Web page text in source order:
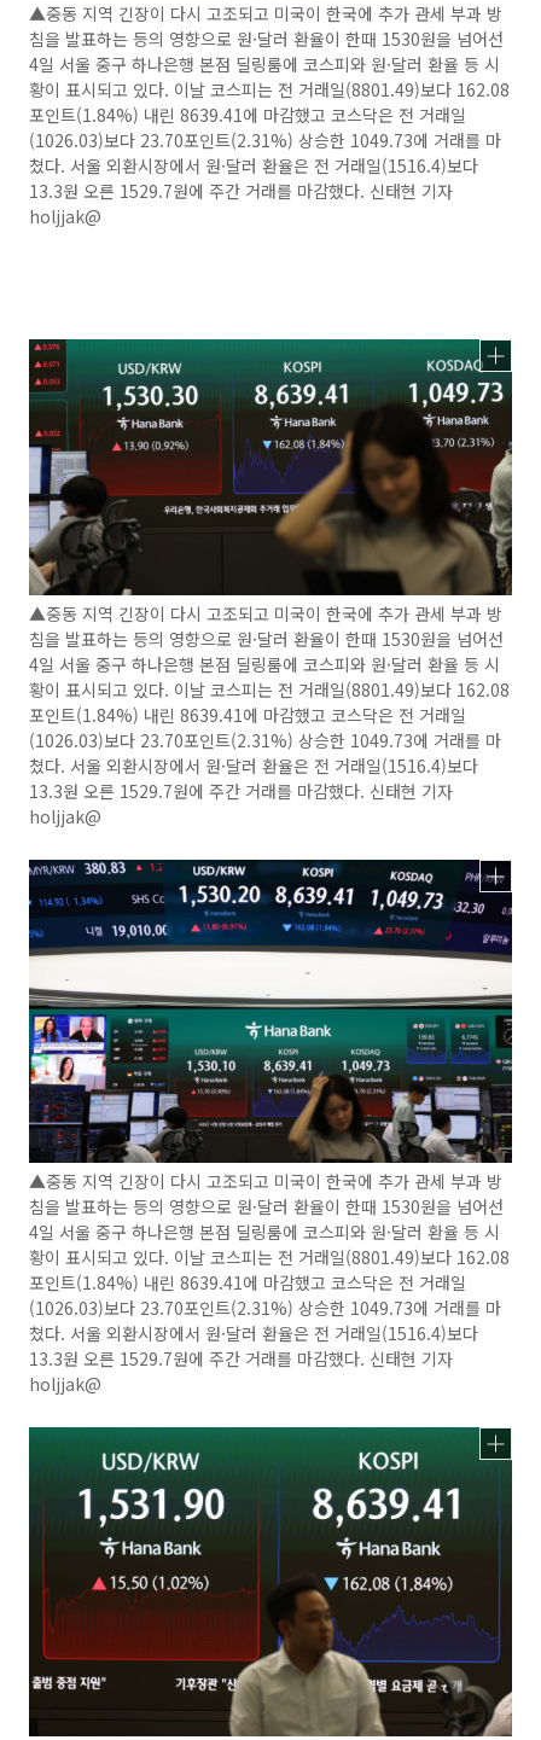
▲중동 지역 긴장이 다시 고조되고 미국이 한국에 추가 관세 부과 방
침을 발표하는 등의 영향으로 원·달러 환율이 한때 1530원을 넘어선
4일 서울 중구 하나은행 본점 딜링룸에 코스피와 원·달러 환율 등 시
황이 표시되고 있다. 이날 코스피는 전 거래일(8801.49)보다 162.08
포인트(1.84%) 내린 8639.41에 마감했고 코스닥은 전 거래일
(1026.03)보다 23.70포인트(2.31%) 상승한 1049.73에 거래를 마
쳤다. 서울 외환시장에서 원·달러 환율은 전 거래일(1516.4)보다
13.3원 오른 1529.7원에 주간 거래를 마감했다. 신태현 기자
holjjak@
▲중동 지역 긴장이 다시 고조되고 미국이 한국에 추가 관세 부과 방
침을 발표하는 등의 영향으로 원·달러 환율이 한때 1530원을 넘어선
4일 서울 중구 하나은행 본점 딜링룸에 코스피와 원·달러 환율 등 시
황이 표시되고 있다. 이날 코스피는 전 거래일(8801.49)보다 162.08
포인트(1.84%) 내린 8639.41에 마감했고 코스닥은 전 거래일
(1026.03)보다 23.70포인트(2.31%) 상승한 1049.73에 거래를 마
쳤다. 서울 외환시장에서 원·달러 환율은 전 거래일(1516.4)보다
13.3원 오른 1529.7원에 주간 거래를 마감했다. 신태현 기자
holjjak@
▲중동 지역 긴장이 다시 고조되고 미국이 한국에 추가 관세 부과 방
침을 발표하는 등의 영향으로 원·달러 환율이 한때 1530원을 넘어선
4일 서울 중구 하나은행 본점 딜링룸에 코스피와 원·달러 환율 등 시
황이 표시되고 있다. 이날 코스피는 전 거래일(8801.49)보다 162.08
포인트(1.84%) 내린 8639.41에 마감했고 코스닥은 전 거래일
(1026.03)보다 23.70포인트(2.31%) 상승한 1049.73에 거래를 마
쳤다. 서울 외환시장에서 원·달러 환율은 전 거래일(1516.4)보다
13.3원 오른 1529.7원에 주간 거래를 마감했다. 신태현 기자
holjjak@